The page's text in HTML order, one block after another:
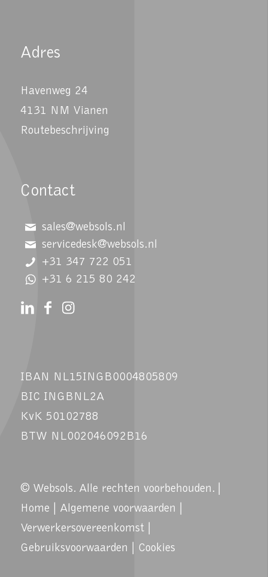
Adres
Havenweg 24
4131 NM Vianen
Routebeschrijving
Contact
sales@websols.nl
servicedesk@websols.nl
+31 347 722 051
+31 6 215 80 242
IBAN NL15INGB0004805809
BIC INGBNL2A
KvK 50102788
BTW NL002046092B16
© Websols. Alle rechten voorbehouden. |
Home
Algemene voorwaarden
Verwerkersovereenkomst|
Gebruiksvoorwaarden
Cookies